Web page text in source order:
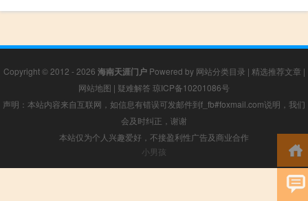
Copyright © 2012 - 2026 海南天涯门户Powered by 网站分类目录 | 精选推荐文章 |
网站地图 | 疑难解答 琼ICP备10201086号
声明：本站内容来自互联网，如信息有错误可发邮件到f_fb#foxmail.com说明，我们
会及时纠正，谢谢
本站仅为个人兴趣爱好，不接盈利性广告及商业合作
小男孩